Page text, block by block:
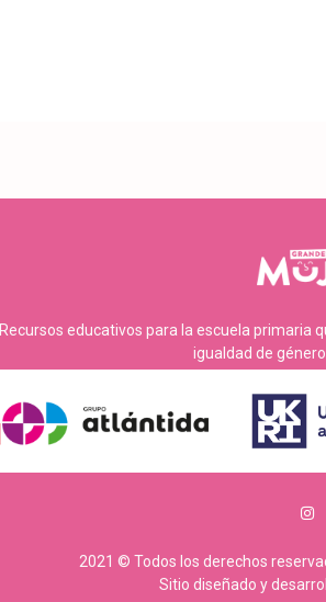
Recursos educativos para la escuela primaria
igualdad de
2021 © Todos los derechos
Sitio diseñado y